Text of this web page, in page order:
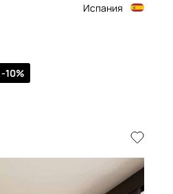
Испания
-10%